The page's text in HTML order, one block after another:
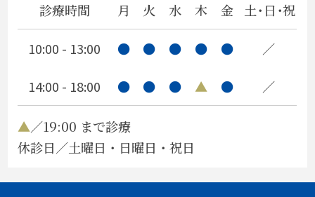
口呼吸
人間も…
同窓会
父の誕生日
口腔外科納会
診療時間 月 火 水 木 金 土・日・祝
10:00 - 13:00 ● ● ● ● ● ／
14:00 - 18:00 ● ● ● ▲ ● ／
▲／19:00 まで診療
休診日／土曜日・日曜日・祝日